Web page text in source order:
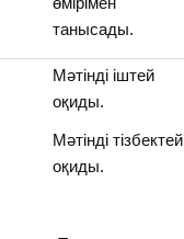
танысады.
Мәтінді іштей
оқиды.
Мәтінді тізбектей
оқиды.